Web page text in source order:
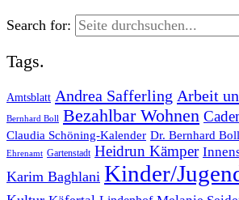
Search for:
Tags.
Amtsblatt Andrea Safferling Arbeit
Bernhard Boll Bezahlbar Wohnen
Claudia Schöning-Kalender Dr. Bernhard Boll
Ehrenamt Gartenstadt Heidrun Kämper
Karim Baghlani Kinder/